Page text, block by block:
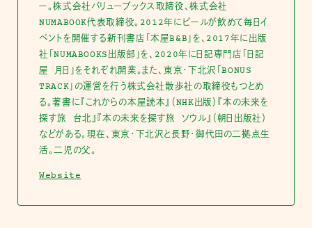
ー。株式会社バリューブックス取締役、株式会社
NUMABOOK代表取締役。2012年にビールが飲めて毎日イ
ベントを開催する新刊書店「本屋B&B」を、2017年に出版
社「NUMABOOKS出版部」を、2020年に日記専門店「日記
屋 月日」をそれぞれ開業。また、東京・下北沢「BONUS
TRACK」の運営を行う株式会社散歩社の取締役もつとめ
る。著書に『これからの本屋読本』（NHK出版）『本の未来を
探す旅 台北』『本の未来を探す旅 ソウル』（朝日出版社）
などがある。現在、東京・下北沢と長野・御代田の二拠点生
活。二児の父。
Website